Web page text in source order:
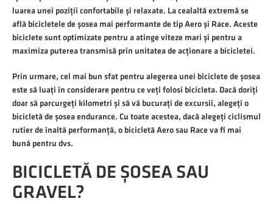
luarea unei poziții confortabile și relaxate. La cealaltă extremă se
află bicicletele de șosea mai performante de tip Aero și Race. Aceste
biciclete sunt optimizate pentru a atinge viteze mari și pentru a
maximiza puterea transmisă prin unitatea de acționare a bicicletei.
Prin urmare, cel mai bun sfat pentru alegerea unei biciclete de șosea
este să luați în considerare pentru ce veți folosi bicicleta. Dacă doriți
doar să parcurgeți kilometri și să vă bucurați de excursii, alegeți o
bicicletă de șosea endurance. Cu toate acestea, dacă alegeți ciclismul
rutier de înaltă performanță, o bicicletă Aero sau Race va fi mai
bună pentru dvs.
BICICLETĂ DE ȘOSEA SAU
GRAVEL?